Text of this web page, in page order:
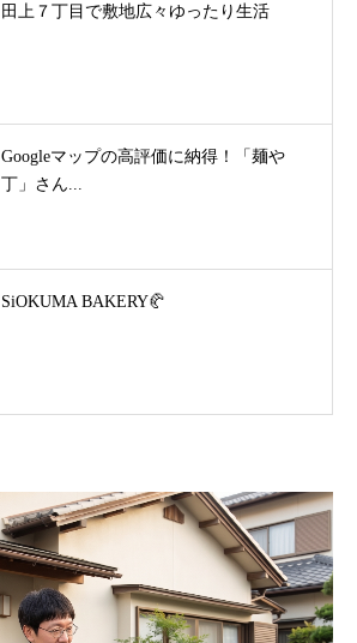
田上７丁目で敷地広々ゆったり生活
Googleマップの高評価に納得！「麺や
丁」さん...
SiOKUMA BAKERY🥐